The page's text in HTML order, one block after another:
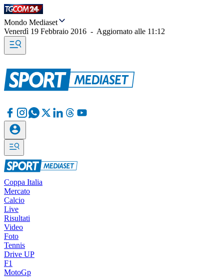
Mondo Mediaset
Venerdì 19 Febbraio 2016 - Aggiornato alle 11:12
Coppa Italia
Mercato
Calcio
Live
Risultati
Video
Foto
Tennis
Drive UP
F1
MotoGp